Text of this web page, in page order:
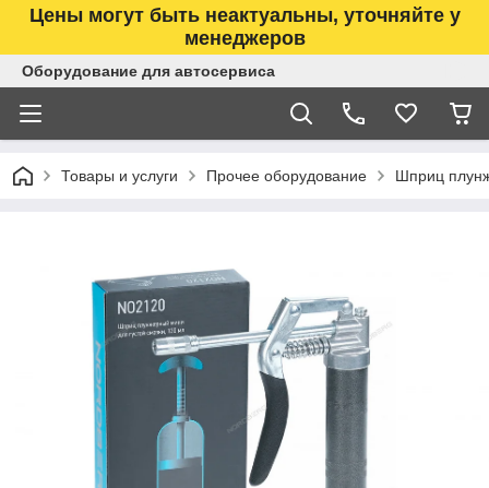
Цены могут быть неактуальны, уточняйте у
менеджеров
Оборудование для автосервиса
Товары и услуги Прочее оборудование Шприц